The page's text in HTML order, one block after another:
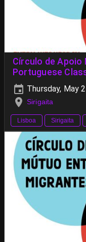
Círculo de
Portuguese
Thursday, May
Sirigaita
Lisboa Sirigaita